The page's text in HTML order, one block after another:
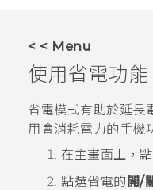
應用程式
< < Menu
使用省電功能
省電模式有助於延長
用會消耗電力的手機
在主畫面上，
點選省電的 開/